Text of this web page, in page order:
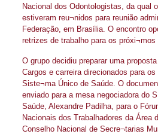
Nacional dos Odontologistas, da qual
estiveram reu¬nidos para reunião
Federação, em Brasília. O encontro
retrizes de trabalho para os
O grupo decidiu preparar uma
Cargos e carreira direcionados para
Siste¬ma Único de Saúde. O
enviado para a mesa negociadora do
Saúde, Alexandre Padilha, para o
Nacionais dos Trabalhadores da Área
Conselho Nacional de Secre¬tarias